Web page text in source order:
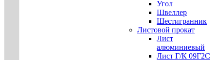
Угол
Швеллер
Шестигранник
Листовой прокат
Лист
алюминиевый
Лист Г/К 09Г2С